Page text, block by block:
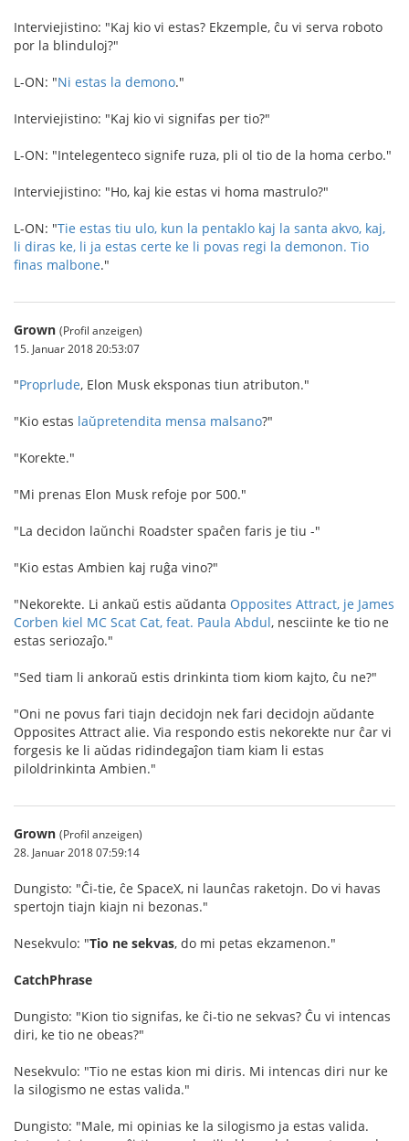
Interviejistino: "Kaj kio vi estas? Ekzemple, ĉu vi serva roboto
por la blinduloj?"
L-ON: "Ni estas la demono."
Interviejistino: "Kaj kio vi signifas per tio?"
L-ON: "Intelegenteco signife ruza, pli ol tio de la homa cerbo."
Interviejistino: "Ho, kaj kie estas vi homa mastrulo?"
L-ON: "Tie estas tiu ulo, kun la pentaklo kaj la santa akvo, kaj,
li diras ke, li ja estas certe ke li povas regi la demonon. Tio
finas malbone."
Grown (Profil anzeigen)
15. Januar 2018 20:53:07
"Proprlude, Elon Musk eksponas tiun atributon."
"Kio estas laŭpretendita mensa malsano?"
"Korekte."
"Mi prenas Elon Musk refoje por 500."
"La decidon laŭnchi Roadster spaĉen faris je tiu -"
"Kio estas Ambien kaj ruĝa vino?"
"Nekorekte. Li ankaŭ estis aŭdanta Opposites Attract, je James
Corben kiel MC Scat Cat, feat. Paula Abdul, nesciinte ke tio ne
estas seriozaĵo."
"Sed tiam li ankoraŭ estis drinkinta tiom kiom kajto, ĉu ne?"
"Oni ne povus fari tiajn decidojn nek fari decidojn aŭdante
Opposites Attract alie. Via respondo estis nekorekte nur ĉar vi
forgesis ke li aŭdas ridindegaĵon tiam kiam li estas
piloldrinkinta Ambien."
Grown (Profil anzeigen)
28. Januar 2018 07:59:14
Dungisto: "Ĉi-tie, ĉe SpaceX, ni launĉas raketojn. Do vi havas
spertojn tiajn kiajn ni bezonas."
Nesekvulo: "Tio ne sekvas, do mi petas ekzamenon."
CatchPhrase
Dungisto: "Kion tio signifas, ke ĉi-tio ne sekvas? Ĉu vi intencas
diri, ke tio ne obeas?"
Nesekvulo: "Tio ne estas kion mi diris. Mi intencas diri nur ke
la silogismo ne estas valida."
Dungisto: "Male, mi opinias ke la silogismo ja estas valida.